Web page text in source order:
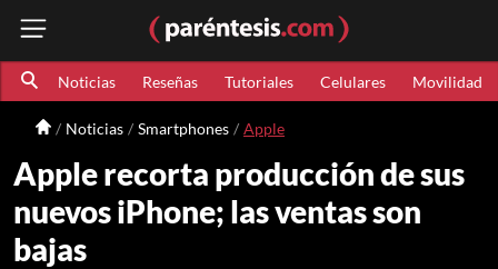
Noticias Reseñas Tutoriales Celulares Movilidad
Noticias Smartphones Apple
Apple recorta producción de sus
nuevos iPhone; las ventas son
bajas